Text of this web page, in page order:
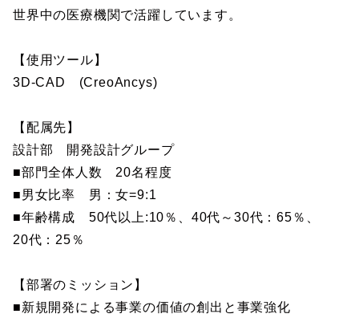
世界中の医療機関で活躍しています。
【使用ツール】
3D-CAD (CreoAncys)
【配属先】
設計部 開発設計グループ
■部門全体人数 20名程度
■男女比率 男：女=9:1
■年齢構成 50代以上:10％、40代～30代：65％、
20代：25％
【部署のミッション】
■新規開発による事業の価値の創出と事業強化